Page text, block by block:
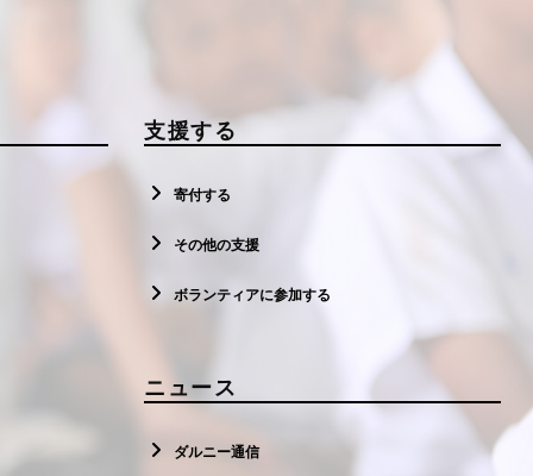
支援する
寄付する
その他の支援
ボランティアに参加する
ニュース
ダルニー通信